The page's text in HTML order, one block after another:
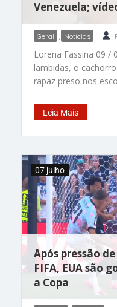
Venezuela;
Geral , Notícias
Lorena Fassina 09 /
lambidas, o
rapaz preso nos
Reprodução/El
sabe que eles
foi assim que esse
atingiu a
concreto, o jovem
manter vivo porque
ao lado dele o
impressionante é o
Leia Mais
Após pressão
FIFA, EUA são
a Copa
07 julho